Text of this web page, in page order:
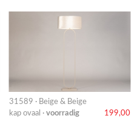
31589 · Beige & Beige
kap ovaal · voorradig 199,00